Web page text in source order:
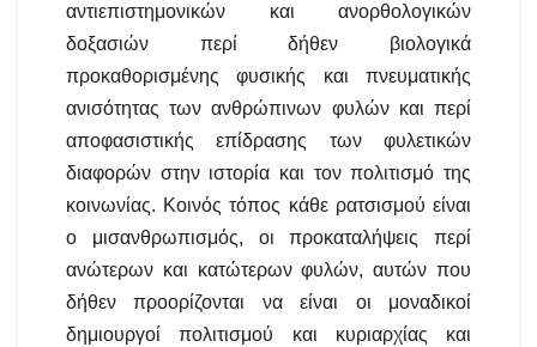
αντιεπιστημονικών και ανορθολογικών
δοξασιών περί δήθεν βιολογικά
προκαθορισμένης φυσικής και πνευματικής
ανισότητας των ανθρώπινων φυλών και περί
αποφασιστικής επίδρασης των φυλετικών
διαφορών στην ιστορία και τον πολιτισμό της
κοινωνίας. Κοινός τόπος κάθε ρατσισμού είναι
ο μισανθρωπισμός, οι προκαταλήψεις περί
ανώτερων και κατώτερων φυλών, αυτών που
δήθεν προορίζονται να είναι οι μοναδικοί
δημιουργοί πολιτισμού και κυριαρχίας και